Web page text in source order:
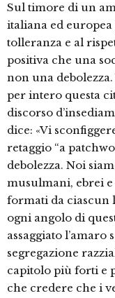
Sul timore di un
italiana ed
tolleranza e al
positiva che una
non una
per intero questa
discorso
dice: «Vi
retaggio “a
debolezza. Noi
musulmani, ebrei
formati da ciascun
ogni angolo di
assaggiato
segregazione
capitolo più forti e
che credere che i